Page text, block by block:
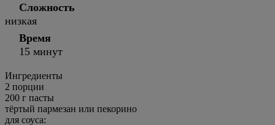
Сложность
низкая
Время
15 минут
Ингредиенты
2 порции
200 г пасты
тёртый пармезан или пекорино
для соуса: